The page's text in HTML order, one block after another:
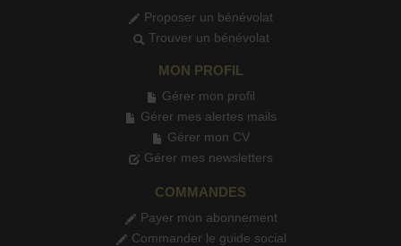
Proposer un bénévolat
Trouver un bénévolat
MON PROFIL
Gérer mon profil
Gérer mes alertes mails
Gérer mon CV
Gérer mes newsletters
COMMANDES
Payer mon abonnement
Commander le guide social